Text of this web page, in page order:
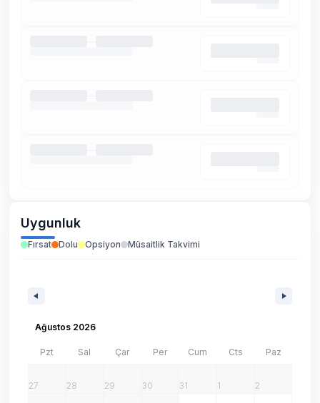
Uygunluk
Fırsat Dolu Opsiyon Müsaitlik Takvimi
Ağustos 2026
Pzt Sal Çar Per Cum Cts Paz
27 28 29 30 31 1 2